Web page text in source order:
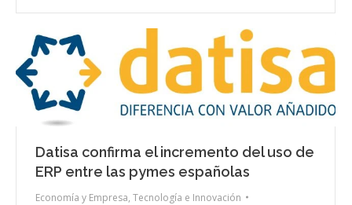
Datisa confirma el incremento del uso de
ERP entre las pymes españolas
Economía y Empresa, Tecnología e Innovación